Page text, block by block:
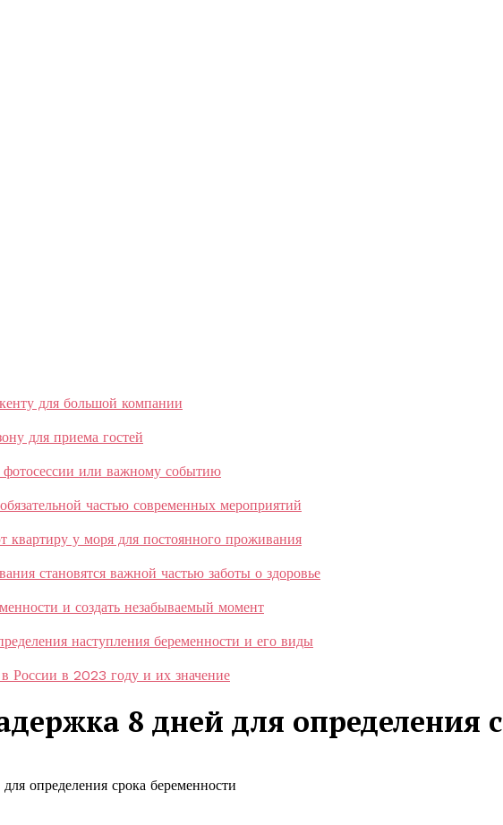
для большой компании
для приема гостей
фотосессии или важному событию
частью современных мероприятий
у моря для постоянного проживания
становятся важной частью заботы о здоровье
и создать незабываемый момент
наступления беременности и его виды
России в 2023 году и их значение
8 дней для определения
определения срока беременности